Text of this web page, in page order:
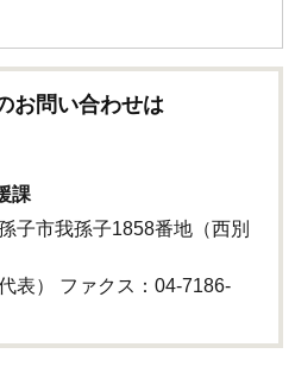
お問い合わせは
課
市我孫子1858番地（西別
表） ファクス：04-7186-